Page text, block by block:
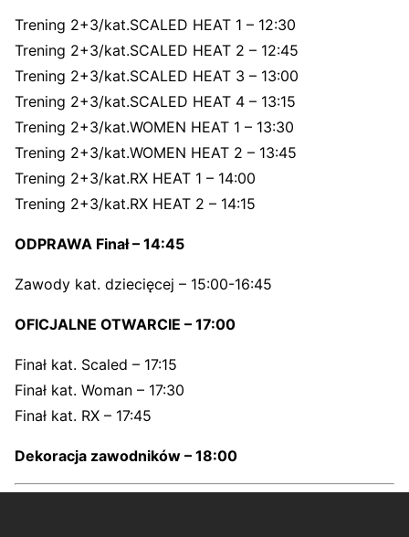
Trening 2+3/kat.SCALED HEAT 1 – 12:30
Trening 2+3/kat.SCALED HEAT 2 – 12:45
Trening 2+3/kat.SCALED HEAT 3 – 13:00
Trening 2+3/kat.SCALED HEAT 4 – 13:15
Trening 2+3/kat.WOMEN HEAT 1 – 13:30
Trening 2+3/kat.WOMEN HEAT 2 – 13:45
Trening 2+3/kat.RX HEAT 1 – 14:00
Trening 2+3/kat.RX HEAT 2 – 14:15
ODPRAWA Finał – 14:45
Zawody kat. dziecięcej – 15:00-16:45
OFICJALNE OTWARCIE – 17:00
Finał kat. Scaled – 17:15
Finał kat. Woman – 17:30
Finał kat. RX – 17:45
Dekoracja zawodników – 18:00